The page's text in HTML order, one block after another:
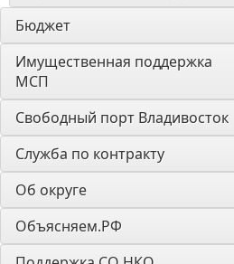
Бюджет
Имущественная поддержка
МСП
Свободный порт Владивосток
Служба по контракту
Об округе
Объясняем.РФ